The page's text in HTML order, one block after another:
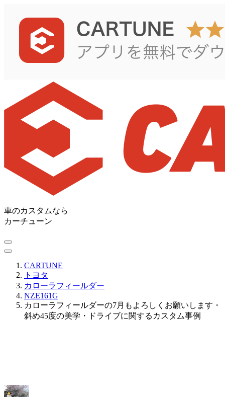
車のカスタムなら
カーチューン
CARTUNE
トヨタ
カローラフィールダー
NZE161G
カローラフィールダーの7月もよろしくお願いします・
斜め45度の美学・ドライブに関するカスタム事例